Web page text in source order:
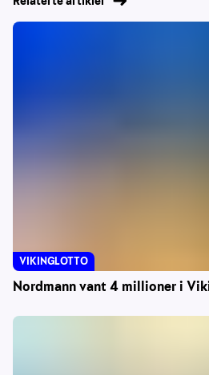
Nordmann vant 4 millioner i
VIKINGLOTTO